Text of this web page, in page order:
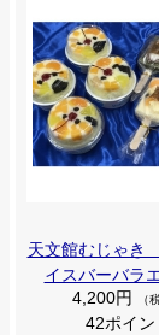
天文館むじゃき
イスバーバラ
4,200円
（
42ポイン